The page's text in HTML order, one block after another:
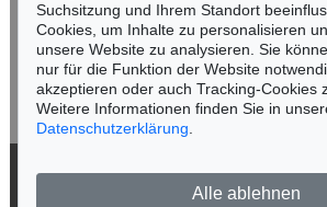
Jetzt zum Newsletter
Suchsitzung und Ihrem Standort
Cookies, um Inhalte zu personalisieren
unsere Website zu analysieren. Sie
nur für die Funktion der Website
akzeptieren oder auch Tracking-Cookies
Weitere Informationen finden Sie in
Datenschutzerklärung
Alle ablehnen